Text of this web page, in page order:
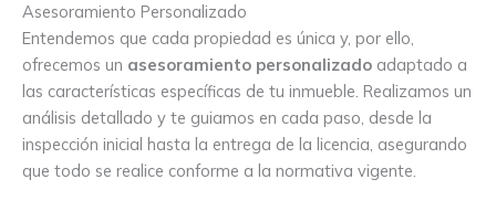
Asesoramiento Personalizado
Entendemos que cada propiedad es única y, por ello,
ofrecemos un asesoramiento personalizado adaptado a
las características específicas de tu inmueble. Realizamos un
análisis detallado y te guiamos en cada paso, desde la
inspección inicial hasta la entrega de la licencia, asegurando
que todo se realice conforme a la normativa vigente.